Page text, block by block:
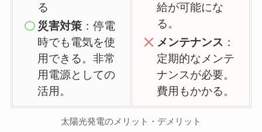
る
災害対策 ：停電
時でも電気を使
用できる。非常
用電源としての
活用。
給が可能にな
る。
メンテナンス ：
定期的なメンテ
ナンスが必要。
費用もかかる。
太陽光発電のメリット・デメリット